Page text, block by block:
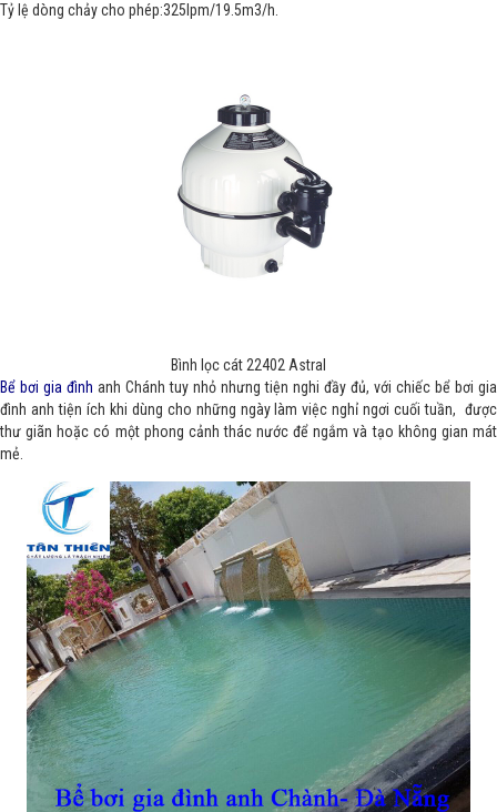
Tỷ lệ dòng chảy cho phép:325lpm/19.5m3/h.
Bình lọc cát 22402 Astral
Bể bơi gia đình anh Chánh tuy nhỏ nhưng tiện nghi đầy đủ, với chiếc bể bơi gia
đình anh tiện ích khi dùng cho những ngày làm việc nghỉ ngơi cuối tuần, được
thư giãn hoặc có một phong cảnh thác nước để ngắm và tạo không gian mát
mẻ.